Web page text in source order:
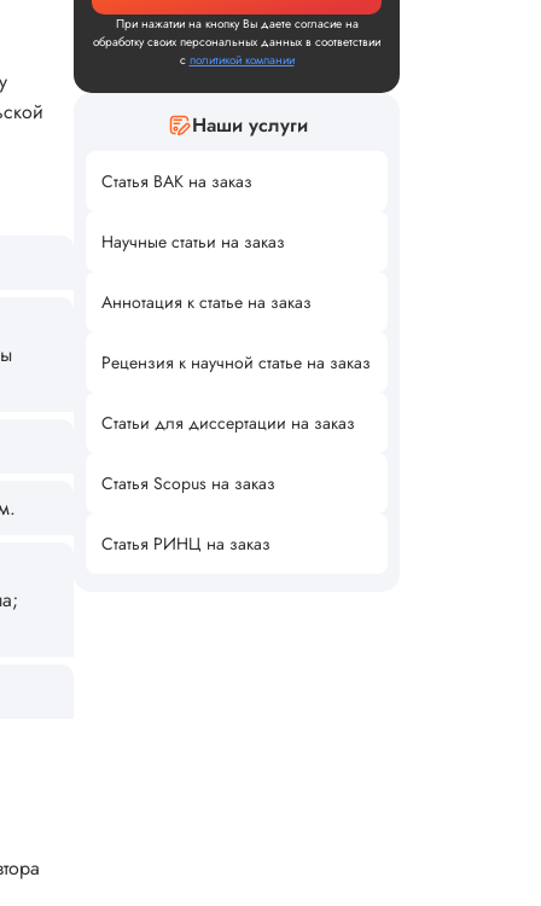
При нажатии на кнопку Вы даете согласие на
обработку своих персональных данных в соответствии
с политикой компании
Наши услуги
Статья ВАК на заказ
Научные статьи на заказ
Аннотация к статье на заказ
Рецензия к научной статье на заказ
Статьи для диссертации на заказ
Статья Scopus на заказ
Статья РИНЦ на заказ